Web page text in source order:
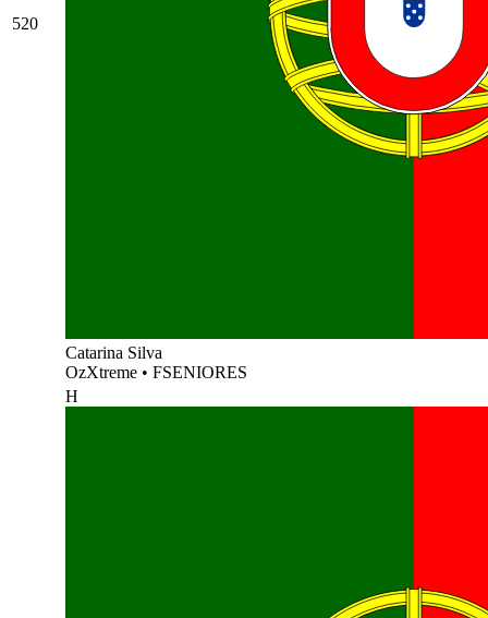
520
Catarina Silva
OzXtreme • FSENIORES
H